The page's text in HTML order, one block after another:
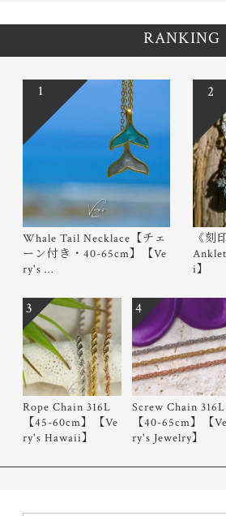
RANKING
Whale Tail Necklace【チェ
ーン付き・40-65cm】【Ve
ry's …
1
《刻
i】
2
Rope Chain 316L
【45-60cm】【Ve
ry's Hawaii】
3
Screw Chain 316L
【40-65cm】【Ve
ry's Jewelry】
4